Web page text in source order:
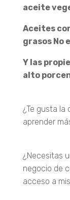
aceite
Aceites
grasos No
Y las
alto
¿Te gusta la
aprender
¿Necesitas
negocio de
acceso a